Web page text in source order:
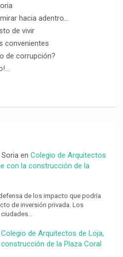
hacia adentro…
de vivir
convenientes
de corrupción?
en Colegio de Arquitectos
con la construcción de la
de los impacto que podría
de inversión privada. Los
Colegio de Arquitectos de Loja,
de la Plaza Coral